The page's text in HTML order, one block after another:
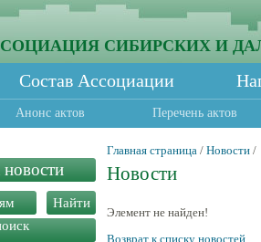
СИБИРСКИХ И
Состав Ассоциации
Анонс актов Перечень актов
Главная страница / Новости /
Новости
Элемент не найден!
Возврат к списку новостей